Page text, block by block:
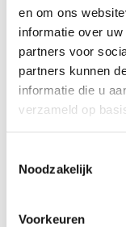
en om ons
informatie over
partners voor
partners kunnen
informatie die u
verzameld op
Noodzakelijk
Voorkeuren
Een
Bij Best Buy Fitness
28 jaar ervaring
in
je standaard
1 jaar
vrij om contact met